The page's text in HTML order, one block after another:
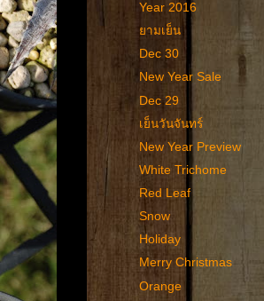
Year 2016
ยามเย็น
Dec 30
New Year Sale
Dec 29
เย็นวันจันทร์
New Year Preview
White Trichome
Red Leaf
Snow
Holiday
Merry Christmas
Orange